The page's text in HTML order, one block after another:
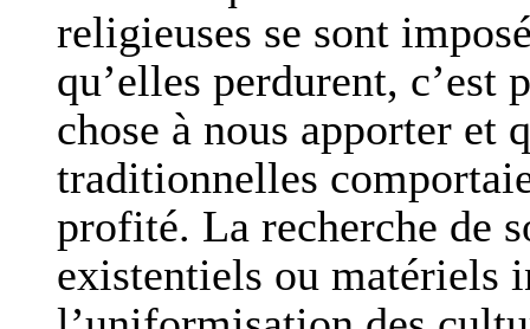
religieuses se sont
qu’elles perdurent, c’est
chose à nous apporter et
traditionnelles
profité. La recherche de
existentiels ou matériels